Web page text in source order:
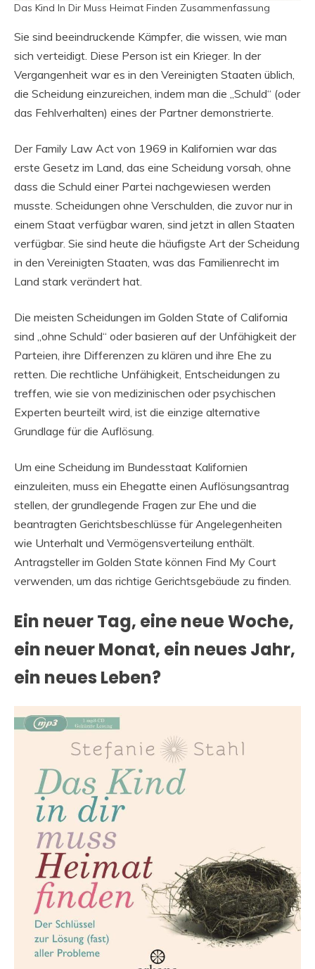
Das Kind In Dir Muss Heimat Finden Zusammenfassung
Sie sind beeindruckende Kämpfer, die wissen, wie man
sich verteidigt. Diese Person ist ein Krieger. In der
Vergangenheit war es in den Vereinigten Staaten üblich,
die Scheidung einzureichen, indem man die „Schuld“ (oder
das Fehlverhalten) eines der Partner demonstrierte.
Der Family Law Act von 1969 in Kalifornien war das
erste Gesetz im Land, das eine Scheidung vorsah, ohne
dass die Schuld einer Partei nachgewiesen werden
musste. Scheidungen ohne Verschulden, die zuvor nur in
einem Staat verfügbar waren, sind jetzt in allen Staaten
verfügbar. Sie sind heute die häufigste Art der Scheidung
in den Vereinigten Staaten, was das Familienrecht im
Land stark verändert hat.
Die meisten Scheidungen im Golden State of California
sind „ohne Schuld“ oder basieren auf der Unfähigkeit der
Parteien, ihre Differenzen zu klären und ihre Ehe zu
retten. Die rechtliche Unfähigkeit, Entscheidungen zu
treffen, wie sie von medizinischen oder psychischen
Experten beurteilt wird, ist die einzige alternative
Grundlage für die Auflösung.
Um eine Scheidung im Bundesstaat Kalifornien
einzuleiten, muss ein Ehegatte einen Auflösungsantrag
stellen, der grundlegende Fragen zur Ehe und die
beantragten Gerichtsbeschlüsse für Angelegenheiten
wie Unterhalt und Vermögensverteilung enthält.
Antragsteller im Golden State können Find My Court
verwenden, um das richtige Gerichtsgebäude zu finden.
Ein neuer Tag, eine neue Woche,
ein neuer Monat, ein neues Jahr,
ein neues Leben?